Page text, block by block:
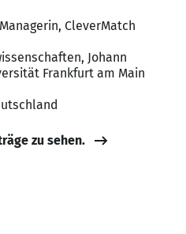
CleverMatch
Johann
Frankfurt am Main
zu sehen.